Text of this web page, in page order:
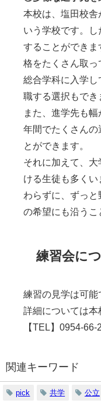
本校は、塩田校舎
いう学校です。
することができ
格をたくさん取っ
総合学科に入学
職する選択もでき
また、進学先も
年間でたくさんの
とができます。
それに加えて、
ける生徒も多く
わらずに、ずっ
の希望にも沿うこ
練習会に
練習の見学は可能
詳細については本
【TEL】0954-66-
関連キーワード
pick 共学 公立